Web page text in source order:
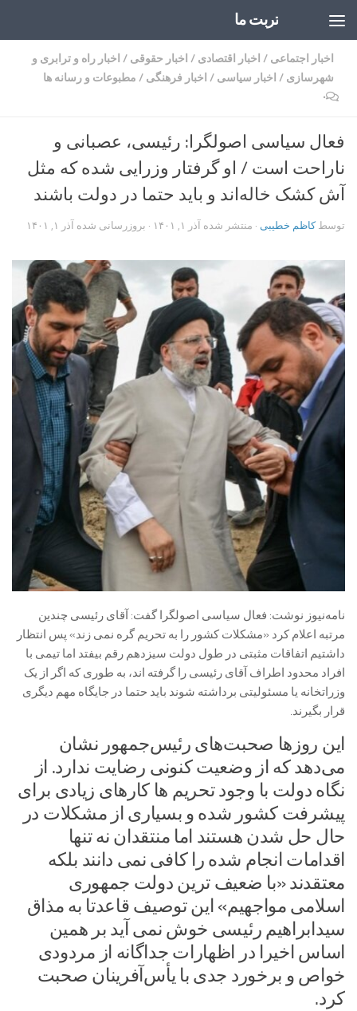
تربت ما
اخبار اجتماعی / اخبار اقتصادی / اخبار حقوقی / اخبار راه و ترابری و
شهرسازی / اخبار سیاسی / اخبار فرهنگی / مطبوعات و رسانه ها
۰
فعال سیاسی اصولگرا: رئیسی، عصبانی و
ناراحت است / او گرفتار وزرایی شده که مثل
آش کشک خاله‌اند و باید حتما در دولت باشند
توسطکاظم خطیبی · منتشر شده آذر ۱, ۱۴۰۱ · بروزرسانی شده آذر ۱, ۱۴۰۱
نامه‌نیوز نوشت: فعال سیاسی اصولگرا گفت: آقای رئیسی چندین
مرتبه اعلام کرد «مشکلات کشور را به تحریم گره نمی زند» پس انتظار
داشتیم اتفاقات مثبتی در طول دولت سیزدهم رقم بیفتد اما تیمی با
افراد محدود اطراف آقای رئیسی را گرفته اند، به طوری که اگر از یک
وزراتخانه یا مسئولیتی برداشته شوند باید حتما در جایگاه مهم دیگری
قرار بگیرند.
این روزها صحبت‌های رئیس‌جمهور نشان
می‌دهد که از وضعیت کنونی رضایت ندارد. از
نگاه دولت با وجود تحریم ها کارهای زیادی برای
پیشرفت کشور شده و بسیاری از مشکلات در
حال حل شدن هستند اما منتقدان نه تنها
اقدامات انجام شده را کافی نمی دانند بلکه
معتقدند «با ضعیف ترین دولت جمهوری
اسلامی مواجهیم» این توصیف قاعدتا به مذاق
سیدابراهیم رئیسی خوش نمی آید بر همین
اساس اخیرا در اظهارات جداگانه از مردودی
خواص و برخورد جدی با یأس‌آفرینان صحبت
کرد.